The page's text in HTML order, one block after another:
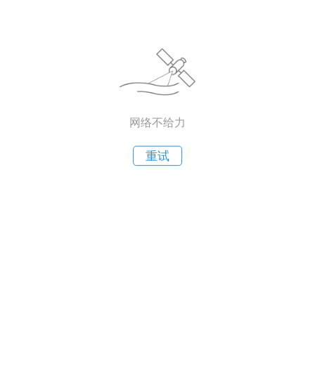
网络不给力
重试